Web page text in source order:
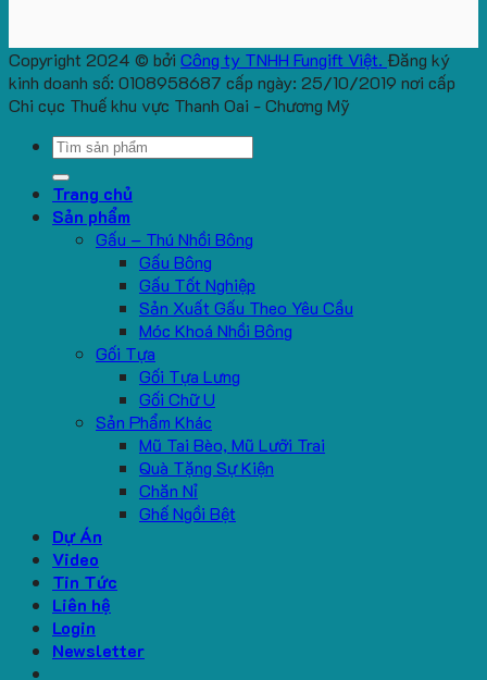
Copyright 2024 © bởi Công ty TNHH Fungift Việt. Đăng ký
kinh doanh số: 0108958687 cấp ngày: 25/10/2019 nơi cấp
Chi cục Thuế khu vực Thanh Oai - Chương Mỹ
Search
Trang chủ
Sản phẩm
Gấu – Thú Nhồi Bông
Gấu Bông
Gấu Tốt Nghiệp
Sản Xuất Gấu Theo Yêu Cầu
Móc Khoá Nhồi Bông
Gối Tựa
Gối Tựa Lưng
Gối Chữ U
Sản Phẩm Khác
Mũ Tai Bèo, Mũ Lưỡi Trai
Quà Tặng Sự Kiện
Chăn Nỉ
Ghế Ngồi Bệt
Dự Án
Video
Tin Tức
Liên hệ
Login
Newsletter